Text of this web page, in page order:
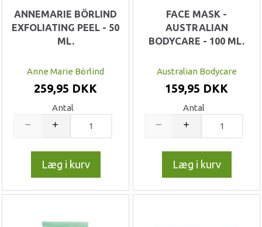
ANNEMARIE BÖRLIND
EXFOLIATING PEEL - 50
ML.
Anne Marie Börlind
259,95 DKK
Antal
Læg i kurv
FACE MASK -
AUSTRALIAN
BODYCARE - 100 ML.
Australian Bodycare
159,95 DKK
Antal
Læg i kurv